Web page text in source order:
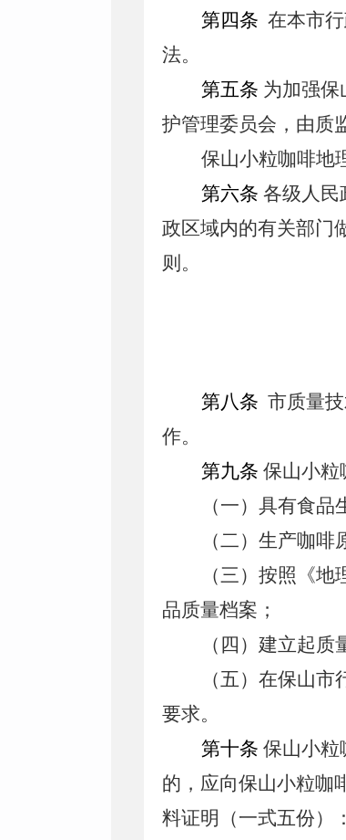
第四条 在本市
法。
第五条 为加强保
护管理委员会，由质
保山小粒咖啡地
第六条 各级人民
政区域内的有关部门
则。
第八条 市质量
作。
第九条 保山小粒
（一）具有食
（二）生产咖
（三）按照《
品质量档案；
（四）建立起
（五）在保山
要求。
第十条 保山小粒
的，应向保山小粒咖
料证明（一式五份）：